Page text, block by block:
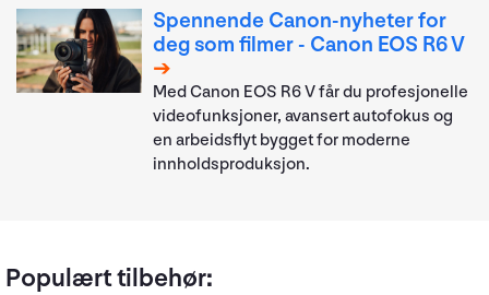
Spennende Canon-nyheter for
deg som filmer - Canon EOS R6 V
Med Canon EOS R6 V får du profesjonelle
videofunksjoner, avansert autofokus og
en arbeidsflyt bygget for moderne
innholdsproduksjon.
Populært tilbehør: